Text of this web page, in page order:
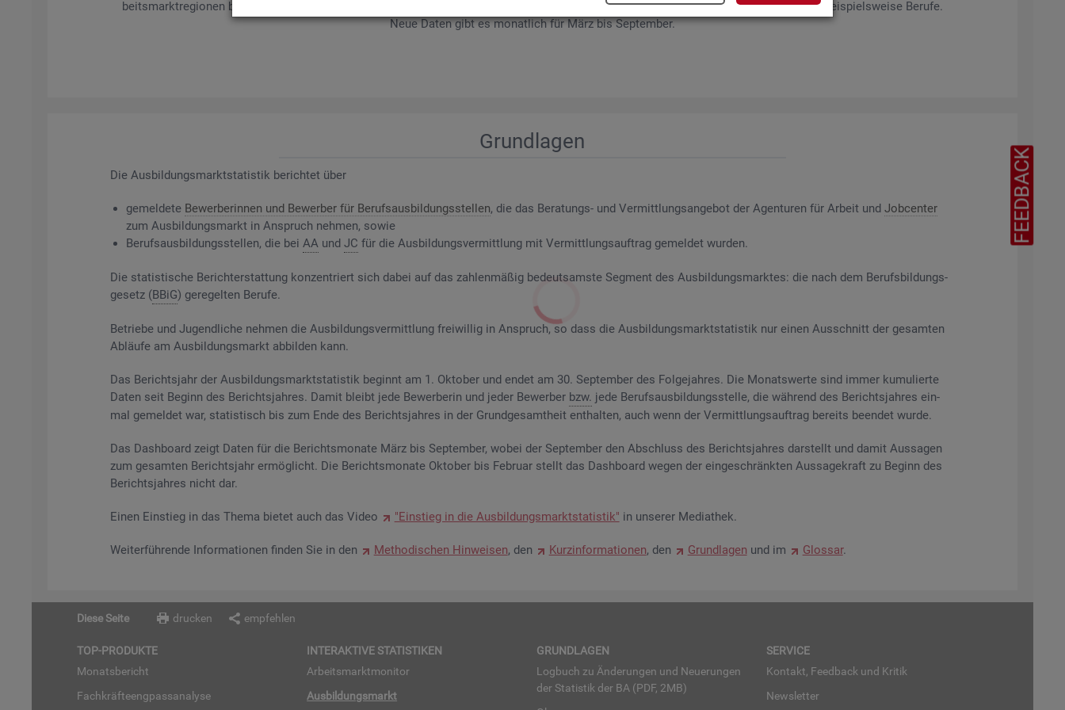
beits­markt­re­gio­nen bil­det es ge­mel­de­te Be­wer­be­rin­nen und Be­wer­ber sowie Be­rufs­aus­bil­dungs­stel­len nach ge­frag­ten Merk­ma­len ab, bei­spiels­wei­se Be­ru­fe.
Neue Daten gibt es mo­nat­lich für März bis Sep­tem­ber.
Grund­la­gen
Die Aus­bil­dungs­markt­sta­tis­tik be­rich­tet über
ge­mel­de­te Be­wer­be­rin­nen und Be­wer­ber für Be­rufs­aus­bil­dungs­stel­len, die das Be­ra­tungs- und Ver­mitt­lungs­an­ge­bot der Agen­tu­ren für Ar­beit und Job­cen­ter
zum Aus­bil­dungs­markt in An­spruch neh­men, sowie
Be­rufs­aus­bil­dungs­stel­len, die bei AAund JC für die Aus­bil­dungs­ver­mitt­lung mit Ver­mitt­lungs­auf­trag ge­mel­det wur­den.
Die sta­tis­ti­sche Be­richt­erstat­tung kon­zen­triert sich dabei auf das zah­len­mä­ßig be­deut­sams­te Seg­ment des Aus­bil­dungs­mark­tes: die nach dem Be­rufs­bil­dungs­
ge­setz (BBiG) ge­re­gel­ten Be­ru­fe.
Be­trie­be und Ju­gend­li­che neh­men die Aus­bil­dungs­ver­mitt­lung frei­wil­lig in An­spruch, so dass die Aus­bil­dungs­markt­sta­tis­tik nur einen Aus­schnitt der ge­sam­ten
Ab­läu­fe am Aus­bil­dungs­markt ab­bil­den kann.
Das Be­richts­jahr der Aus­bil­dungs­markt­sta­tis­tik be­ginnt am 1. Ok­to­ber und endet am 30. Sep­tem­ber des Fol­ge­jah­res. Die Mo­nats­wer­te sind immer ku­mu­lier­te
Daten seit Be­ginn des Be­richts­jah­res. Damit bleibt jede Be­wer­be­rin und jeder Be­wer­ber bzw. jede Be­rufs­aus­bil­dungs­stel­le, die wäh­rend des Be­richts­jah­res ein­
mal ge­mel­det war, sta­tis­tisch bis zum Ende des Be­richts­jah­res in der Grund­ge­samt­heit ent­hal­ten, auch wenn der Ver­mitt­lungs­auf­trag be­reits be­en­det wurde.
Das Da­sh­board zeigt Daten für die Be­richts­mo­na­te März bis Sep­tem­ber, wobei der Sep­tem­ber den Ab­schluss des Be­richts­jah­res dar­stellt und damit Aus­sa­gen
zum ge­sam­ten Be­richts­jahr er­mög­licht. Die Be­richts­mo­na­te Ok­to­ber bis Fe­bru­ar stellt das Da­sh­board wegen der ein­ge­schränk­ten Aus­sa­ge­kraft zu Be­ginn des
Be­richts­jah­res nicht dar.
Einen Ein­stieg in das Thema bie­tet auch das Video "Ein­stieg in die Aus­bil­dungs­markt­sta­tis­tik" in un­se­rer Me­dia­thek.
Wei­ter­füh­ren­de In­for­ma­tio­nen fin­den Sie in den Me­tho­di­schen Hin­wei­sen, den Kurz­in­for­ma­tio­nen, den Grund­la­gen und im Glos­sar.
FEEDBACK
Diese Seite drucken empfehlen
TOP-PRO­DUK­TE
Mo­nats­be­richt
Fach­kräf­te­eng­pass­ana­ly­se
IN­TER­AK­TI­VE STA­TIS­TI­KEN
Ar­beits­markt­mo­ni­tor
Aus­bil­dungs­markt
GRUND­LA­GEN
Log­buch zu Än­de­run­gen und Neue­run­gen
der Sta­tis­tik der BA (PDF, 2MB)
SER­VICE
Kon­takt, Feed­back und Kri­tik
News­let­ter